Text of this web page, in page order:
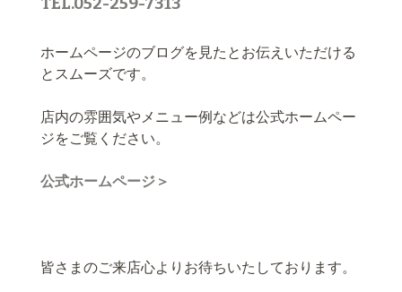
ホームページのブログを見たとお伝えいただける
とスムーズです。
店内の雰囲気やメニュー例などは公式ホームペー
ジをご覧ください。
公式ホームページ＞
皆さまのご来店心よりお待ちいたしております。